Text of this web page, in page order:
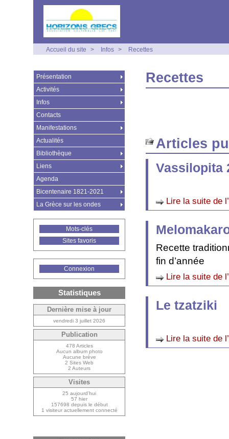
Accueil du site > Infos > Recettes
Recettes
Articles
Vassilopita
Lire la suite de
Recette
fin d’année
Lire la suite de
Le tzatziki
Lire la suite de
Présentation
Activités
Infos
Contacts
Manifestations
Actualités
Bibliothèque
Liens
Agenda
Bicentenaire 1821-2021
La Grèce sur les ondes
Mots-clés
Sites favoris
Connexion
Statistiques
Dernière mise à jour
vendredi 3 juillet 2026
Publication
478 Articles
Aucun album photo
Aucune brève
2 Sites Web
2 Auteurs
Visites
25 aujourd’hui
57 hier
157698 depuis le début
1 visiteur actuellement connecté